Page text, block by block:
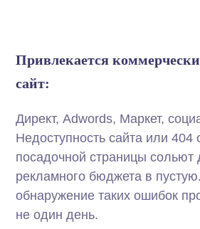
Привлекается
сайт:
Директ, Adwords, Маркет,
Недоступность сайта или 404
посадочной страницы сольют
рекламного бюджета в
обнаружение таких ошибок
не один день.